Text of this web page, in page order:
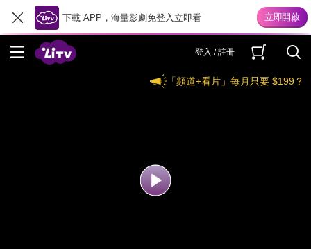
下載 APP，海量影劇免登入立即看
登入 / 註冊
「頻道+看片」每月只要 $199？